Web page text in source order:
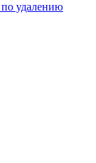
удалению